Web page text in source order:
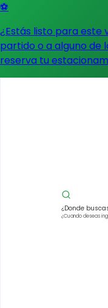
⚽
¿Estás listo para este
partido o a alguno de
reserva tu
¿Donde
¿Cuando deseas